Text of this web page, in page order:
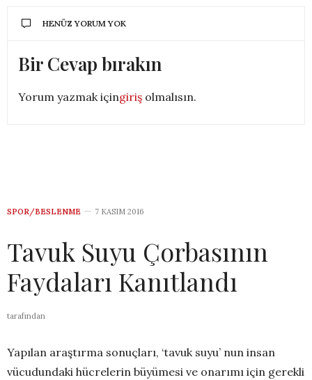
HENÜZ YORUM YOK
Bir Cevap bırakın
Yorum yazmak içingiriş olmalısın.
SPOR/BESLENME 7 KASIM 2016
Tavuk Suyu Çorbasının
Faydaları Kanıtlandı
tarafından
Yapılan araştırma sonuçları, ‘tavuk suyu’ nun insan
vücudundaki hücrelerin büyümesi ve onarımı için gerekli